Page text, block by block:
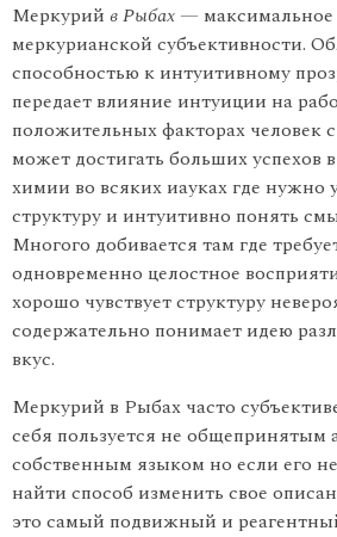
Меркурий в Рыбах —
меркурианской субъективности.
способностью к интуитивному
передает влияние интуиции на
положительных факторах человек
может достигать больших успехов
химии во всяких иауках где нужно
структуру и интуитивно понять
Многого добивается там где
одновременно целостное
хорошо чувствует структуру
содержательно понимает идею
вкус.
Меркурий в Рыбах часто
себя пользу­ется не общепринятым
собственным языком но если его
найти способ изменить свое
это самый подвижный и